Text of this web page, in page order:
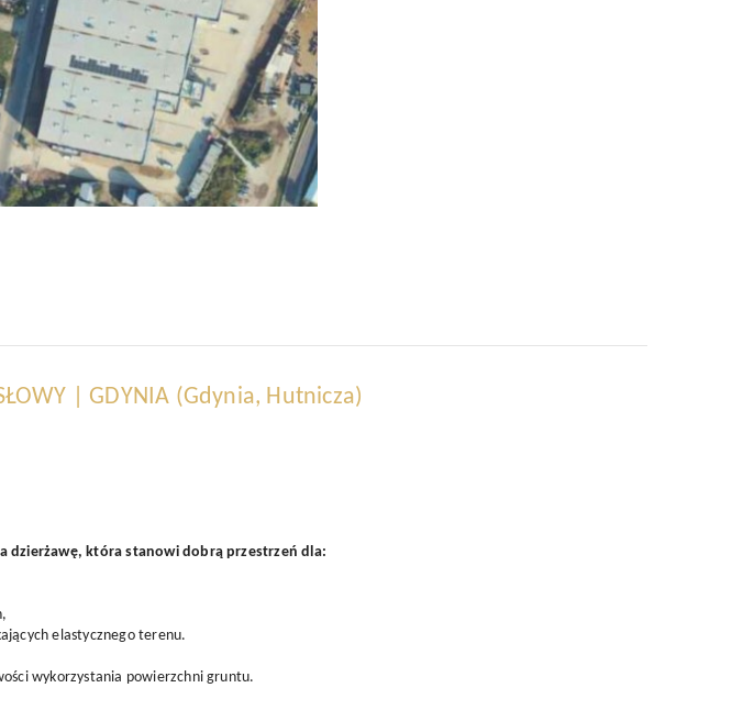
| GDYNIA (Gdynia, Hutnicza)
dzierżawę, która stanowi dobrą przestrzeń dla:
elastycznego terenu.
wykorzystania powierzchni gruntu.